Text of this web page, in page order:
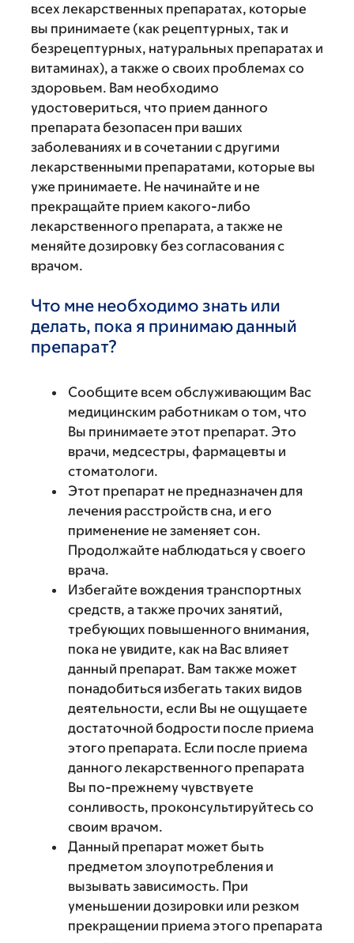
всех лекарственных препаратах, которые
вы принимаете (как рецептурных, так и
безрецептурных, натуральных препаратах и
витаминах), а также о своих проблемах со
здоровьем. Вам необходимо
удостовериться, что прием данного
препарата безопасен при ваших
заболеваниях и в сочетании с другими
лекарственными препаратами, которые вы
уже принимаете. Не начинайте и не
прекращайте прием какого-либо
лекарственного препарата, а также не
меняйте дозировку без согласования с
врачом.
Что мне необходимо знать или
делать, пока я принимаю данный
препарат?
Сообщите всем обслуживающим Вас
медицинским работникам о том, что
Вы принимаете этот препарат. Это
врачи, медсестры, фармацевты и
стоматологи.
Этот препарат не предназначен для
лечения расстройств сна, и его
применение не заменяет сон.
Продолжайте наблюдаться у своего
врача.
Избегайте вождения транспортных
средств, а также прочих занятий,
требующих повышенного внимания,
пока не увидите, как на Вас влияет
данный препарат. Вам также может
понадобиться избегать таких видов
деятельности, если Вы не ощущаете
достаточной бодрости после приема
этого препарата. Если после приема
данного лекарственного препарата
Вы по-прежнему чувствуете
сонливость, проконсультируйтесь со
своим врачом.
Данный препарат может быть
предметом злоупотребления и
вызывать зависимость. При
уменьшении дозировки или резком
прекращении приема этого препарата